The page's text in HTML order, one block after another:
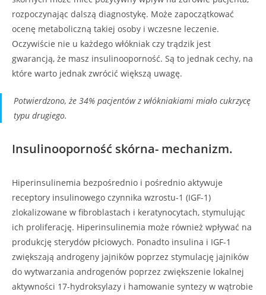
rozpoczynając dalszą diagnostykę. Może zapoczątkować
ocenę metaboliczną takiej osoby i wczesne leczenie.
Oczywiście nie u każdego włókniak czy trądzik jest
gwarancją, że masz insulinooporność. Są to jednak cechy, na
które warto jednak zwrócić większą uwagę.
Potwierdzono, że 34% pacjentów z włókniakiami miało cukrzycę
typu drugiego.
Insulinooporność skórna- mechanizm.
Hiperinsulinemia bezpośrednio i pośrednio aktywuje
receptory insulinowego czynnika wzrostu-1 (IGF-1)
zlokalizowane w fibroblastach i keratynocytach, stymulując
ich proliferację. Hiperinsulinemia może również wpływać na
produkcję sterydów płciowych. Ponadto insulina i IGF-1
zwiększają androgeny jajników poprzez stymulację jajników
do wytwarzania androgenów poprzez zwiększenie lokalnej
aktywności 17-hydroksylazy i hamowanie syntezy w wątrobie